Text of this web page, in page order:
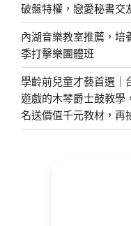
破盤特權，戀愛秘書交
內湖音樂教室推薦，培
季打擊樂團體班
學齡前兒童才藝首選｜
遊戲的木琴爵士鼓教學
名送價值千元教材，再